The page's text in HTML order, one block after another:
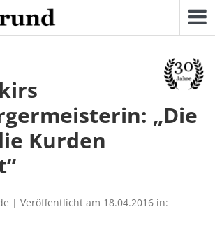
„Die
Kurden
| Veröffentlicht am 18.04.2016 in: